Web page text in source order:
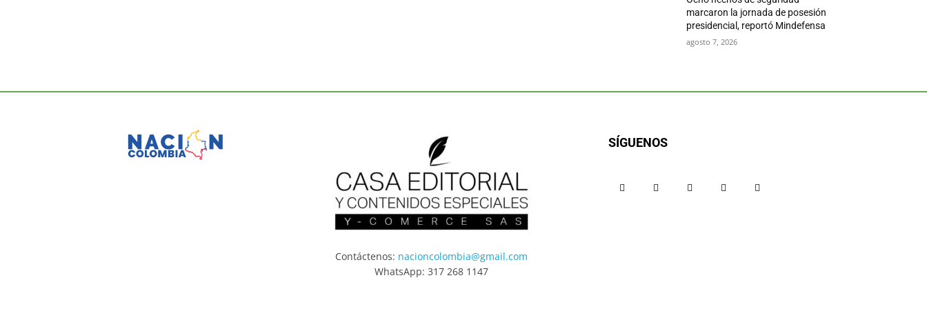
marcaron la jornada de posesión
presidencial, reportó Mindefensa
agosto 7, 2026
Contáctenos: nacioncolombia@gmail.com
WhatsApp: 317 268 1147
SÍGUENOS